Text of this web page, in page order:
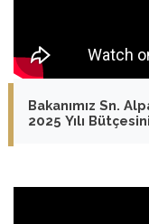
Bakanımız Sn.
2025 Yılı